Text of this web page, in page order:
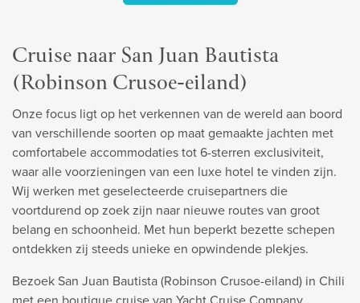
Cruise naar San Juan Bautista
(Robinson Crusoe-eiland)
Onze focus ligt op het verkennen van de wereld aan boord
van verschillende soorten op maat gemaakte jachten met
comfortabele accommodaties tot 6-sterren exclusiviteit,
waar alle voorzieningen van een luxe hotel te vinden zijn.
Wij werken met geselecteerde cruisepartners die
voortdurend op zoek zijn naar nieuwe routes van groot
belang en schoonheid. Met hun beperkt bezette schepen
ontdekken zij steeds unieke en opwindende plekjes.
Bezoek San Juan Bautista (Robinson Crusoe-eiland) in Chili